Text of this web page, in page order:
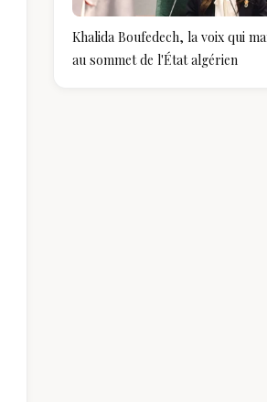
Khalida Boufedech, la voix qui
au sommet de l'État algérien